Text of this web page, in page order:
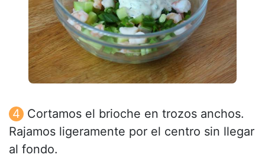
Cortamos el brioche en trozos anchos.
Rajamos ligeramente por el centro sin llegar
al fondo.